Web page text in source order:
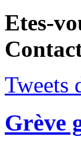
Etes-
Tweets
Grève